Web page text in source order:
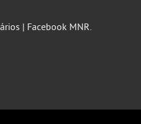
| Facebook MNR.